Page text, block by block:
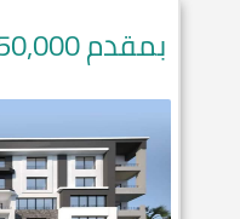
بمقدم 2,150,000